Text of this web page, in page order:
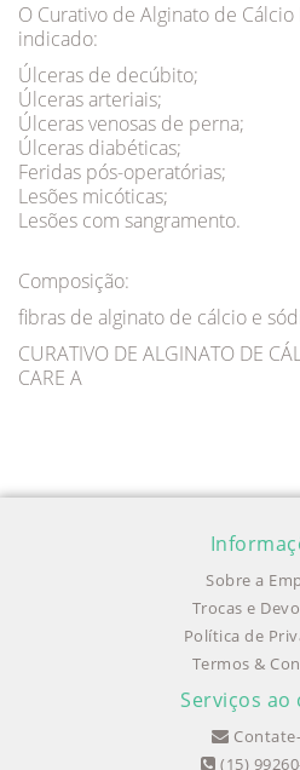
O Curativo de Alginato de
indicado:
Úlceras de decúbito;
Úlceras arteriais;
Úlceras venosas de perna;
Úlceras diabéticas;
Feridas pós-operatórias;
Lesões micóticas;
Lesões com sangramento.
Composição:
fibras de alginato de cálcio e
CURATIVO DE ALGINATO DE
CARE A
Sobre a
Trocas e
Política de
Termos &
Serviços ao
(15)